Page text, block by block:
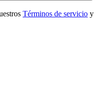
Términos de servicio y